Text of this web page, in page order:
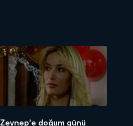
Zeynep'e doğum günü